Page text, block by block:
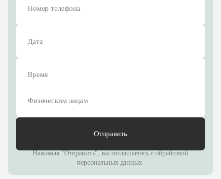
Нажимая "Отправить", вы соглашаетесь с
Физическим лицам
Отправить
Нажимая "Отправить", вы соглашаетесь собработкой
персональных данных